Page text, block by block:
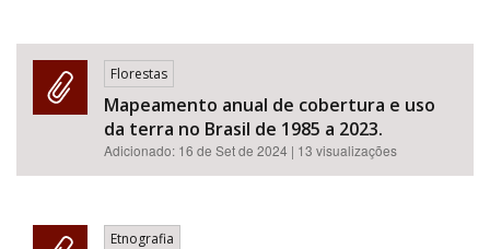
Florestas
Mapeamento anual de cobertura e uso
da terra no Brasil de 1985 a 2023.
Adicionado: 16 de Set de 2024 | 13 visualizações
Etnografia